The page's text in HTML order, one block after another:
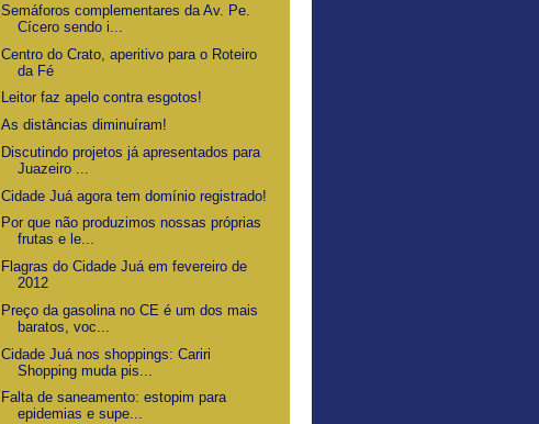
Semáforos complementares da Av. Pe.
Cícero sendo i...
Centro do Crato, aperitivo para o Roteiro
da Fé
Leitor faz apelo contra esgotos!
As distâncias diminuíram!
Discutindo projetos já apresentados para
Juazeiro ...
Cidade Juá agora tem domínio registrado!
Por que não produzimos nossas próprias
frutas e le...
Flagras do Cidade Juá em fevereiro de
2012
Preço da gasolina no CE é um dos mais
baratos, voc...
Cidade Juá nos shoppings: Cariri
Shopping muda pis...
Falta de saneamento: estopim para
epidemias e supe...